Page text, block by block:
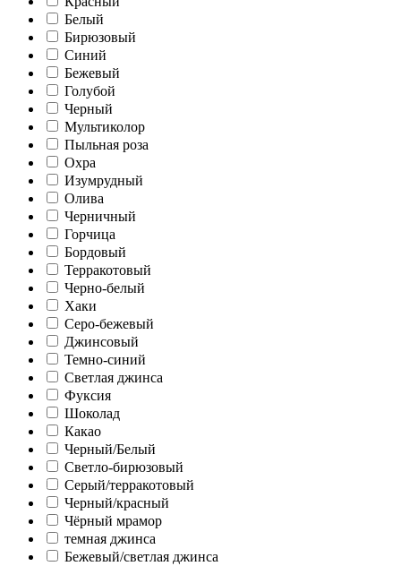
Белый
Бирюзовый
Синий
Бежевый
Голубой
Черный
Мультиколор
Пыльная роза
Охра
Изумрудный
Олива
Черничный
Горчица
Бордовый
Терракотовый
Черно-белый
Хаки
Серо-бежевый
Джинсовый
Темно-синий
Светлая джинса
Фуксия
Шоколад
Какао
Черный/Белый
Светло-бирюзовый
Серый/терракотовый
Черный/красный
Чёрный мрамор
темная джинса
Бежевый/светлая джинса